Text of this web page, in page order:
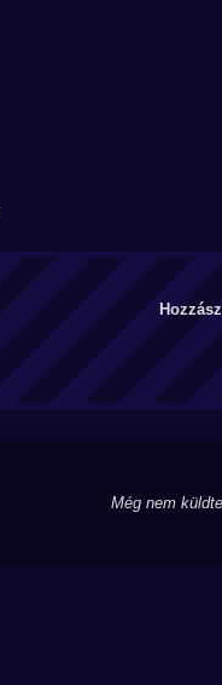
Még nem